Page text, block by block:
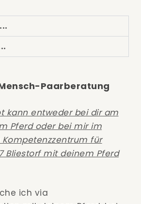
Paarberatung
kann entweder bei dir am
Pferd oder bei mir im
für
Bliestorf mit deinem Pferd
ich via